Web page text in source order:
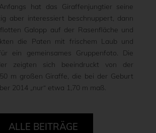
hat das Giraffenjungtier seine
aber interessiert beschnuppert, dann
Galopp auf der Rasenfläche und
die Paten mit frischem Laub und
ein gemeinsames Gruppenfoto. Die
zeigten sich beeindruckt von der
m großen Giraffe, die bei der Geburt
2014 „nur“ etwa 1,70 m maß.
ALLE BEITRÄGE